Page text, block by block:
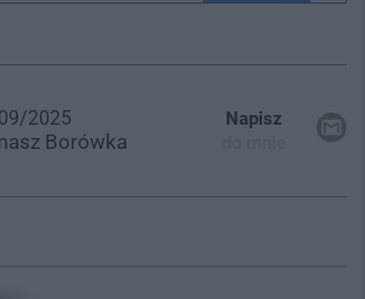
2025
Borówka
Napisz